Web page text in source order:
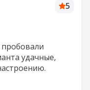
5
удачные,